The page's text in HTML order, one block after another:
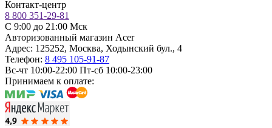
Контакт-центр
8 800 351-29-81
C 9:00 до 21:00 Мск
Авторизованный магазин Acer
Адрес: 125252, Москва, Ходынский бул., 4
Телефон: 8 495 105-91-87
Вс-чт 10:00-22:00 Пт-сб 10:00-23:00
Принимаем к оплате: